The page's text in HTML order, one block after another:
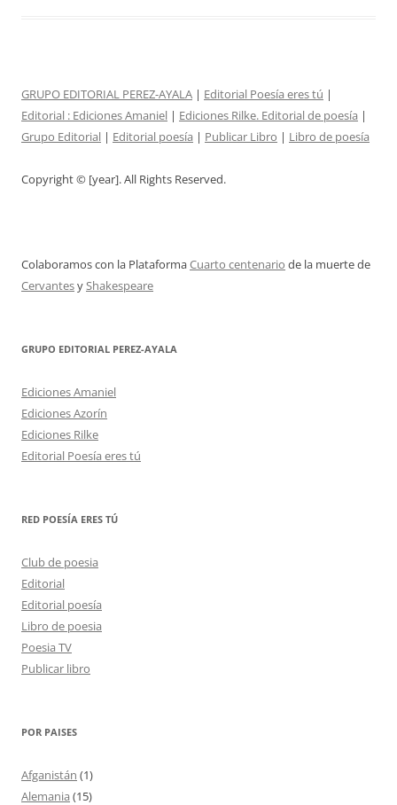
GRUPO EDITORIAL PEREZ-AYALA | Editorial Poesía eres tú |
Editorial : Ediciones Amaniel | Ediciones Rilke. Editorial de poesía |
Grupo Editorial | Editorial poesía | Publicar Libro | Libro de poesía
Copyright © [year]. All Rights Reserved.
Colaboramos con la PlataformaCuarto centenario de la muerte de
CervantesyShakespeare
GRUPO EDITORIAL PEREZ-AYALA
Ediciones Amaniel
Ediciones Azorín
Ediciones Rilke
Editorial Poesía eres tú
RED POESÍA ERES TÚ
Club de poesia
Editorial
Editorial poesía
Libro de poesia
Poesia TV
Publicar libro
POR PAISES
Afganistán (1)
Alemania (15)